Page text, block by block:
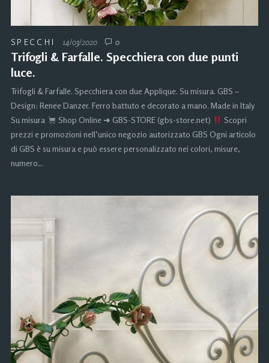
SPECCHI 14/03/2020 0
Trifogli & Farfalle. Specchiera con due punti
luce.
Trifogli & Farfalle. Specchiera con due Applique. Su misura. GBS –
Design: Renee Danzer. Ferro battuto e decorato a mano. Made in Italy
Su misura
Shop Online ➜ GBS-STORE (gbs-store.net)
Scopri
prezzi e promozioni nell’unico negozio autorizzato GBS Ogni articolo
di GBS è su misura e può essere personalizzato nei colori, misure,
numero…